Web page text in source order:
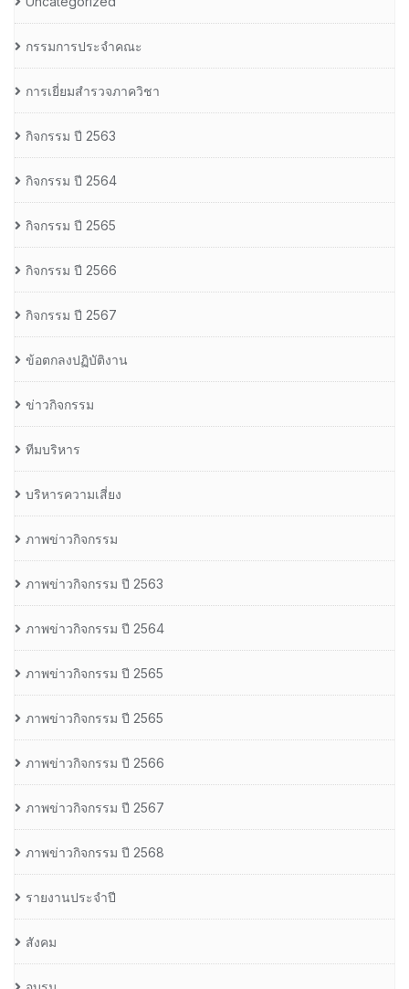
กรรมการประจำคณะ
การเยี่ยมสำรวจภาควิชา
กิจกรรม ปี 2563
กิจกรรม ปี 2564
กิจกรรม ปี 2565
กิจกรรม ปี 2566
กิจกรรม ปี 2567
ข้อตกลงปฏิบัติงาน
ข่าวกิจกรรม
ทีมบริหาร
บริหารความเสี่ยง
ภาพข่าวกิจกรรม
ภาพข่าวกิจกรรม ปี 2563
ภาพข่าวกิจกรรม ปี 2564
ภาพข่าวกิจกรรม ปี 2565
ภาพข่าวกิจกรรม ปี 2565
ภาพข่าวกิจกรรม ปี 2566
ภาพข่าวกิจกรรม ปี 2567
ภาพข่าวกิจกรรม ปี 2568
รายงานประจำปี
สังคม